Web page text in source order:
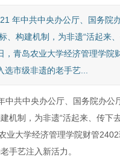
年中共中央办公厅、国务院
构建机制，为非遗“活起来
青岛农业大学经济管理学
市级非遗的老手艺...
共中央办公厅、国务院办
机制，为非遗“活起来、传下
大学经济管理学院财管
手艺注入新活力。